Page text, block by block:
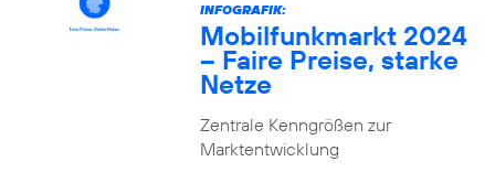
INFOGRAFIK:
Mobilfunkmarkt 2024
– Faire Preise, starke
Netze
Zentrale Kenngrößen zur
Marktentwicklung